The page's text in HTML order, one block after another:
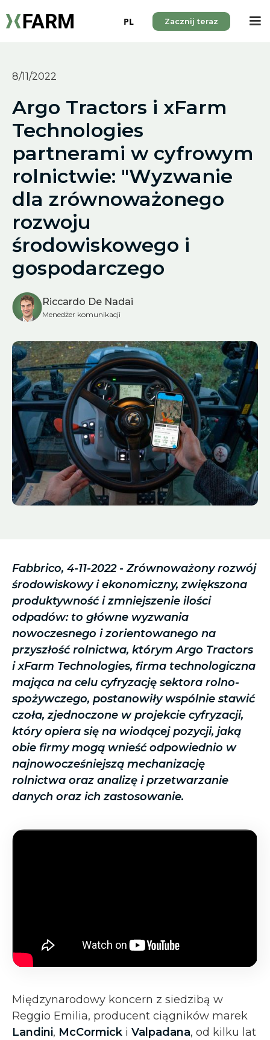
PL Zacznij teraz
8/11/2022
Argo Tractors i xFarm
Technologies
partnerami w cyfrowym
rolnictwie: "Wyzwanie
dla zrównoważonego
rozwoju
środowiskowego i
gospodarczego
Riccardo De Nadai
Menedżer komunikacji
Fabbrico, 4-11-2022 - Zrównoważony rozwój
środowiskowy i ekonomiczny, zwiększona
produktywność i zmniejszenie ilości
odpadów: to główne wyzwania
nowoczesnego i zorientowanego na
przyszłość rolnictwa, którym Argo Tractors
i xFarm Technologies, firma technologiczna
mająca na celu cyfryzację sektora rolno-
spożywczego, postanowiły wspólnie stawić
czoła, zjednoczone w projekcie cyfryzacji,
który opiera się na wiodącej pozycji, jaką
obie firmy mogą wnieść odpowiednio w
najnowocześniejszą mechanizację
rolnictwa oraz analizę i przetwarzanie
danych oraz ich zastosowanie.
Międzynarodowy koncern z siedzibą w
Reggio Emilia, producent ciągników marek
Landini, McCormick i Valpadana, od kilku lat